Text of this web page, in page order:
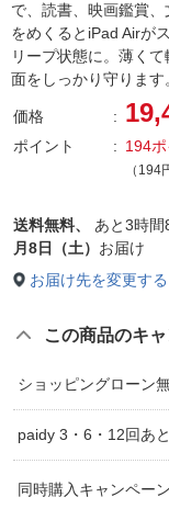
で、読書、映画鑑賞
をめくるとiPad Airが
リープ状態に。薄く
面をしっかり守りま
価格
ポイント 194ポ
（194
送料無料、 あと3時間
月8日（土） お届け
お届け先を変更する
この商品のキ
ショッピングローン
paidy 3・6・12回あ
同時購入キャンペーン